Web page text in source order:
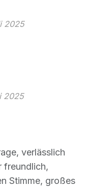
2025
2025
verlässlich
freundlich,
Stimme, großes